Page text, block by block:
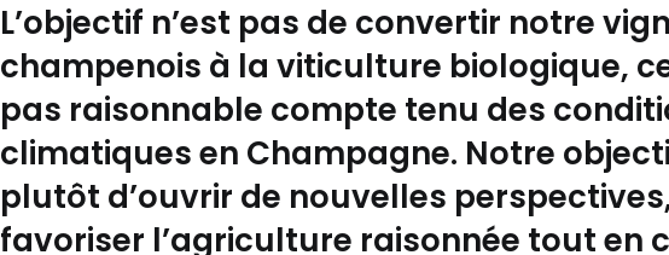
L’objectif n’est pas de convertir notre
champenois à la viticulture biologique,
pas raisonnable compte tenu des
climatiques en Champagne. Notre
plutôt d’ouvrir de nouvelles
favoriser l’agriculture raisonnée tout en